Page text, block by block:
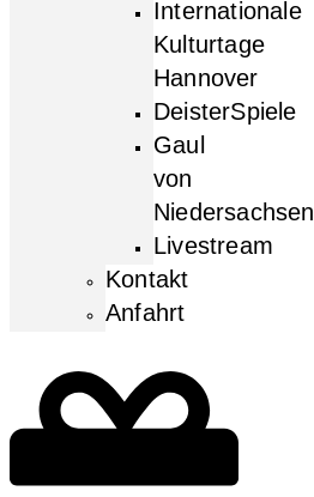
Internationale
Kulturtage
Hannover
DeisterSpiele
Gaul
von
Niedersachsen
Livestream
Kontakt
Anfahrt